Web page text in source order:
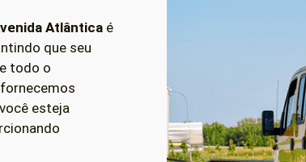
Atlântica é
que seu
todo o
esteja